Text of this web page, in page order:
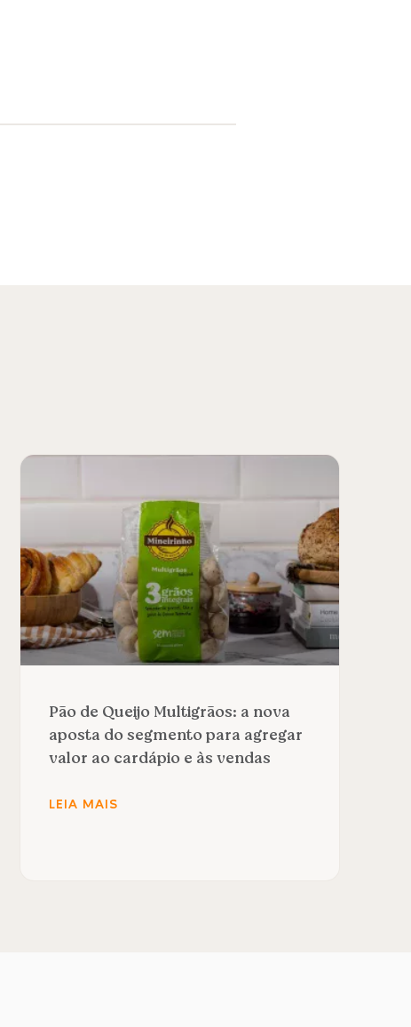
Pão de Queijo Multigrãos: a nova
aposta do segmento para agregar
valor ao cardápio e às vendas
LEIA MAIS